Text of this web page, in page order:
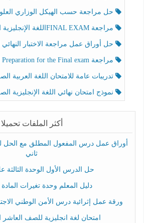
حل مراجعة حسب الهيكل الوزاري العلوم المتكاملة الصف
مراجعة FINAL EXAMاللغة الإنجليزية الصف الخامس الفصل الثالث
حل أوراق عمل مراجعة الاختبار النهائي اللغة الإنجليزية
مراجعة Preparation for the Final exam اللغة الإنجليزية الصف الرابع الفصل الثالث
تدريبات عامة للامتحان اللغة العربية الصف
نموذج امتحان نهائي اللغة الإنجليزية الصف
أكثر الملفات تحميلا
أوراق عمل درس المفعول المطلق مع
ثاني
حل الدرس الأول الوحدة
دليل المعلم وحدة تغيرات
ورقة عمل إثرائية درس الأمن الوطني
امتحان لغة انجليزية للصف العاشر